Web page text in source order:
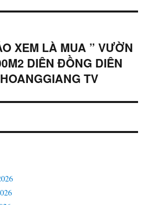
XEM LÀ MUA ” VƯỜN
DIÊN ĐỒNG DIÊN
TV